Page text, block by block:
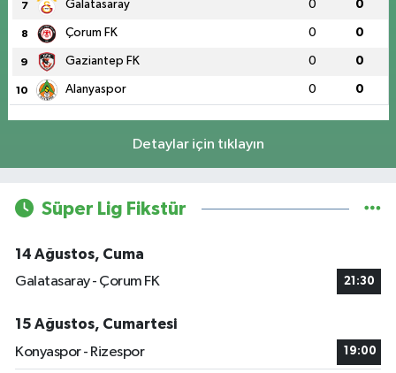
7 Galatasaray 0 0
8 Çorum FK 0 0
9 Gaziantep FK 0 0
10 Alanyaspor 0 0
Detaylar için tıklayın
Süper Lig Fikstür
14 Ağustos, Cuma
Galatasaray - Çorum FK
21:30
15 Ağustos, Cumartesi
Konyaspor - Rizespor
19:00